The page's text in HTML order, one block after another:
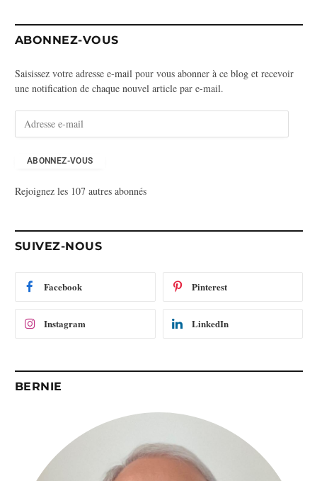
ABONNEZ-VOUS
Saisissez votre adresse e-mail pour vous abonner à ce blog et recevoir
une notification de chaque nouvel article par e-mail.
s
-
m
ABONNEZ-VOUS
Rejoignez les 107 autres abonnés
SUIVEZ-NOUS
Facebook Pinterest
Instagram LinkedIn
BERNIE